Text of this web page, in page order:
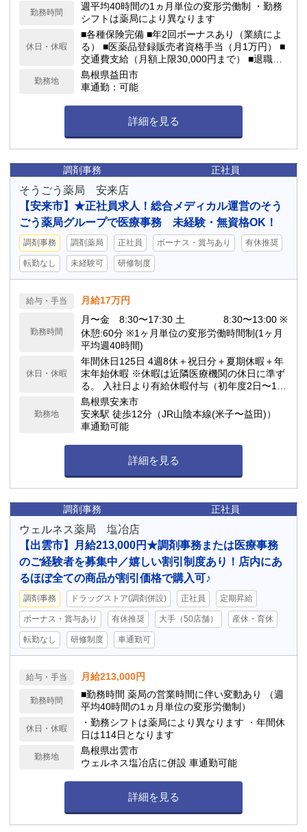
勤務時間
週平均40時間の1ヵ月単位の変形労働制 ・勤務
シフトは薬局により異なります
休日・休暇
■各種保険完備 ■年2回ボーナスあり（業績によ
る） ■医薬品登録販売者資格手当（月1万円） ■
交通費支給（月額上限30,000円まで） ■退職金
制度あり ■制服無料貸与 ■育休、産休取得可能 ■
有給休暇、看護休暇、年間休日（114日程度）
勤務地
島根県益田市
車通勤：可能
詳細を見る
調剤事務 正社員
そうごう薬局 安来店
【安来市】★正社員求人！総合メディカル運営のそう
ごう薬局グループで医療事務 未経験・無資格OK！
調剤事務 調剤薬局 正社員 ボーナス・賞与あり 有休推奨
転勤なし 未経験可 研修制度
給与・手当 月給17万円
勤務時間
月〜金 8:30〜17:30 土 8:30〜13:00 ※
休憩:60分 ※1ヶ月単位の変形労働時間制(1ヶ月
平均週40時間)
休日・休暇
年間休日125日 4週8休＋祝日分＋夏期休暇＋年
末年始休暇 ※休暇は近隣医療機関の休日に準ず
る。 入社日より有給休暇付与（初年度2日〜10
日※入社日によって異なる）
勤務地
島根県安来市
安来駅 徒歩12分（JR山陰本線(米子〜益田)）
車通勤可能
詳細を見る
調剤事務 正社員
ウェルネス薬局 塩冶店
【出雲市】月給213,000円★調剤事務または医療事務
のご経験者を募集中／嬉しい割引制度あり！店内にあ
るほぼ全ての商品が割引価格で購入可♪
調剤事務 ドラッグストア(調剤併設) 正社員 定期昇給
ボーナス・賞与あり 有休推奨 大手（50店舗） 産休・育休
転勤なし 研修制度 車通勤可
給与・手当 月給213,000円
勤務時間
■勤務時間 薬局の営業時間に伴い変動あり （週
平均40時間の1ヵ月単位の変形労働制）
休日・休暇
・勤務シフトは薬局により異なります ・年間休
日は114日となります
勤務地
島根県出雲市
ウェルネス塩冶店に併設 車通勤可能
詳細を見る